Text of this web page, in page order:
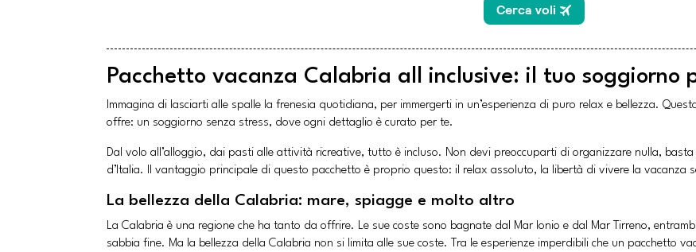
Pacchetto vacanza Calabria all inclusive: il tuo
Immagina di lasciarti alle spalle la frenesia quotidiana, per immergerti in un’esperienza di puro relax e bellezza.
offre: un soggiorno senza stress, dove ogni dettaglio è curato per te.
Dal volo all’alloggio, dai pasti alle attività ricreative, tutto è incluso. Non devi preoccuparti di organizzare nulla,
d’Italia. Il vantaggio principale di questo pacchetto è proprio questo: il relax assoluto, la libertà di vivere la vacanza
La bellezza della Calabria: mare, spiagge e molto altro
La Calabria è una regione che ha tanto da offrire. Le sue coste sono bagnate dal Mar Ionio e dal Mar Tirreno,
sabbia fine. Ma la bellezza della Calabria non si limita alle sue coste. Tra le esperienze imperdibili che un pacchetto